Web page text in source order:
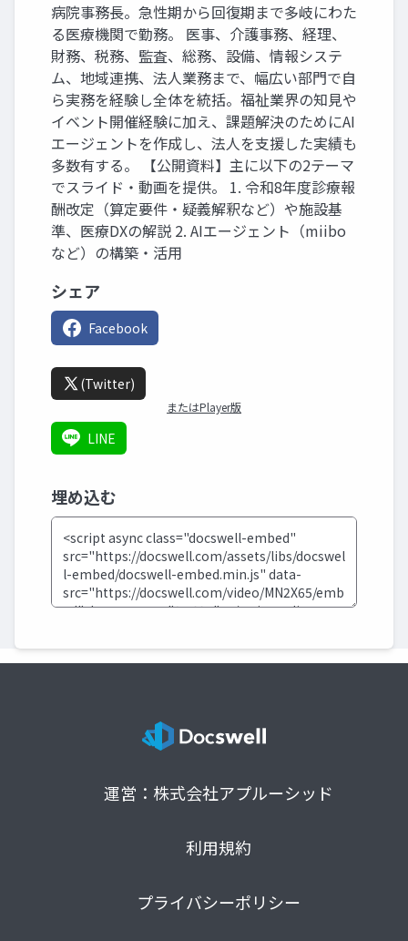
病院事務長。急性期から回復期まで多岐にわた
る医療機関で勤務。 医事、介護事務、経理、
財務、税務、監査、総務、設備、情報システ
ム、地域連携、法人業務まで、幅広い部門で自
ら実務を経験し全体を統括。福祉業界の知見や
イベント開催経験に加え、課題解決のためにAI
エージェントを作成し、法人を支援した実績も
多数有する。 【公開資料】主に以下の2テーマ
でスライド・動画を提供。 1. 令和8年度診療報
酬改定（算定要件・疑義解釈など）や施設基
準、医療DXの解説 2. AIエージェント（miibo
など）の構築・活用
シェア
Facebook
(Twitter)
またはPlayer版
LINE
埋め込む
運営：株式会社アプルーシッド
利用規約
プライバシーポリシー